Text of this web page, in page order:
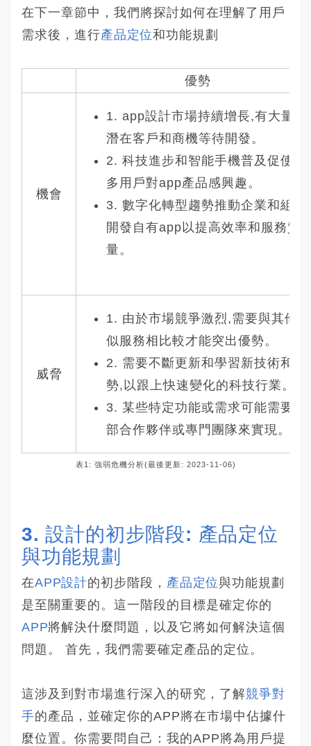
在下一章節中，我們將探討如何在理解了用戶
需求後，進行產品定位和功能規劃
優勢
機會
1. app設計市場持續增長,有大量的
潛在客戶和商機等待開發。
2. 科技進步和智能手機普及促使更
多用戶對app產品感興趣。
3. 數字化轉型趨勢推動企業和組織
開發自有app以提高效率和服務質
量。
威脅
1. 由於市場競爭激烈,需要與其他類
似服務相比較才能突出優勢。
2. 需要不斷更新和學習新技術和趨
勢,以跟上快速變化的科技行業。
3. 某些特定功能或需求可能需要外
部合作夥伴或專門團隊來實現。
表1: 強弱危機分析(最後更新: 2023-11-06)
3. 設計的初步階段: 產品定位
與功能規劃
在APP設計的初步階段， 產品定位與功能規劃
是至關重要的。這一階段的目標是確定你的
APP將解決什麼問題，以及它將如何解決這個
問題。 首先，我們需要確定產品的定位。
這涉及到對市場進行深入的研究，了解競爭對
手的產品，並確定你的APP將在市場中佔據什
麼位置。你需要問自己：我的APP將為用戶提